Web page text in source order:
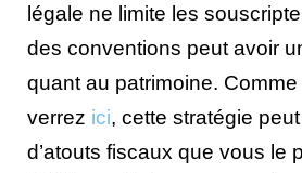
légale ne limite les
des conventions peut avoir
quant au patrimoine.
verrez ici, cette stratégie
d’atouts fiscaux que vous le